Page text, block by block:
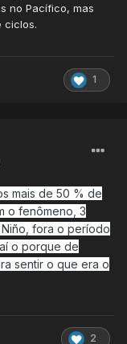
no Pacífico, mas
ciclos.
1
mais de 50 % de
o fenômeno, 3
Niño, fora o período
o porque de
sentir o que era o
2